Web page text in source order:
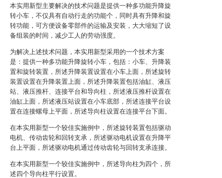
本实用新型主要解决的技术问题是提供一种多功能升降旋
转小车，不仅具有自动行走的功能个，同时具有升降和旋
转功能，可方便设备零部件的运输及安装，大大缩短了设
备组装的时间，减少工人的劳动强度。
为解决上述技术问题，本实用新型采用的一个技术方案
是：提供一种多功能升降旋转小车，包括：小车、升降装
置和旋转装置，所述升降装置设置在小车上面，所述旋转
装置设置在升降装置上面，所述升降装置包括油缸、液压
站、液压推杆、连接平台和导向柱，所述液压推杆设置在
油缸上面，所述液压站设置在小车底部，所述连接平台设
置在连接螺母上平面，所述导向柱设置在连接平台下面。
在本实用新型一个较佳实施例中，所述旋转装置包括驱动
电机、传动齿轮和回转支承，所述驱动电机设置在升降平
台上平面，所述驱动电机通过传动齿轮与回转支承连接。
在本实用新型一个较佳实施例中，所述导向柱为四个，所
述四个导向柱平行设置。